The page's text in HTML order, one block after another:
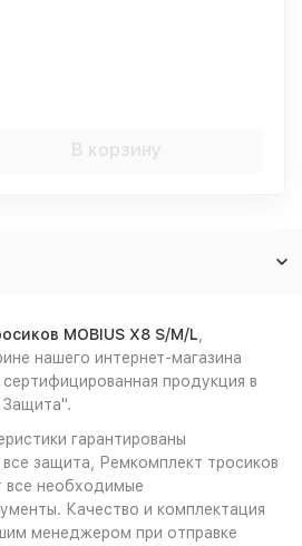
В корзину
MOBIUS X8 S/M/L
нашего интернет-магазина
продукция в
Защита".
гарантированы
защита, Ремкомплект тросиков
все необходимые
Качество и комплектация
менеджером при отправке